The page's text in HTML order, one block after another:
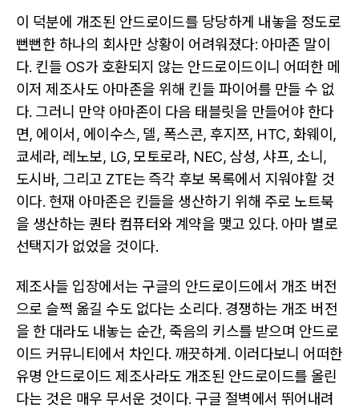
이 덕분에 개조된 안드로이드를 당당하게 내놓을 정도로
뻔뻔한 하나의 회사만 상황이 어려워졌다: 아마존 말이
다. 킨들 OS가 호환되지 않는 안드로이드이니 어떠한 메
이저 제조사도 아마존을 위해 킨들 파이어를 만들 수 없
다. 그러니 만약 아마존이 다음 태블릿을 만들어야 한다
면, 에이서, 에이수스, 델, 폭스콘, 후지쯔, HTC, 화웨이,
쿄세라, 레노보, LG, 모토로라, NEC, 삼성, 샤프, 소니,
도시바, 그리고 ZTE는 즉각 후보 목록에서 지워야할 것
이다. 현재 아마존은 킨들을 생산하기 위해 주로 노트북
을 생산하는 퀀타 컴퓨터와 계약을 맺고 있다. 아마 별로
선택지가 없었을 것이다.
제조사들 입장에서는 구글의 안드로이드에서 개조 버전
으로 슬쩍 옮길 수도 없다는 소리다. 경쟁하는 개조 버전
을 한 대라도 내놓는 순간, 죽음의 키스를 받으며 안드로
이드 커뮤니티에서 차인다. 깨끗하게. 이러다보니 어떠한
유명 안드로이드 제조사라도 개조된 안드로이드를 올린
다는 것은 매우 무서운 것이다. 구글 절벽에서 뛰어내려